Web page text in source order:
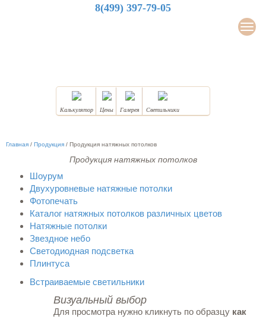
8(499) 397-79-05
Калькулятор Цены Галерея Светильники
Главная / Продукция / Продукция натяжных потолков
Продукция натяжных потолков
Шоурум
Двухуровневые натяжные потолки
Фотопечать
Каталог натяжных потолков различных цветов
Натяжные потолки
Звездное небо
Светодиодная подсветка
Плинтуса
Встраиваемые светильники
Визуальный выбор
Для просмотра нужно кликнуть по образцу как